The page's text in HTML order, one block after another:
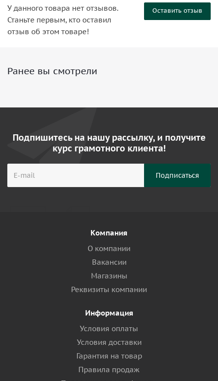
Оставить отзыв
У данного товара нет отзывов.
Станьте первым, кто оставил
отзыв об этом товаре!
Ранее вы смотрели
Подпишитесь на нашу рассылку, и получите
курс грамотного клиента!
Компания
О компании
Вакансии
Магазины
Реквизиты компании
Информация
Условия оплаты
Условия доставки
Гарантия на товар
Правила продаж